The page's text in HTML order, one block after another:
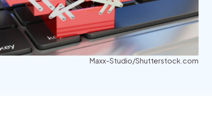
Tiendanube? Conocé
Nube para vender más
argentinas creadas con
Tiendanube
Maxx-Studio/Shutterstock.com